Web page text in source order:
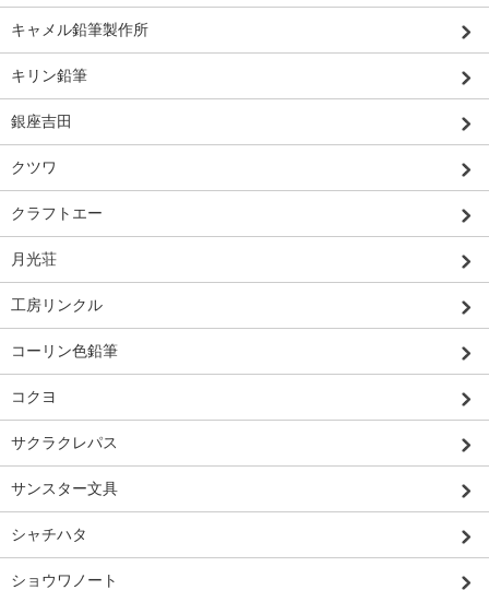
キャメル鉛筆製作所
キリン鉛筆
銀座吉田
クツワ
クラフトエー
月光荘
工房リンクル
コーリン色鉛筆
コクヨ
サクラクレパス
サンスター文具
シャチハタ
ショウワノート